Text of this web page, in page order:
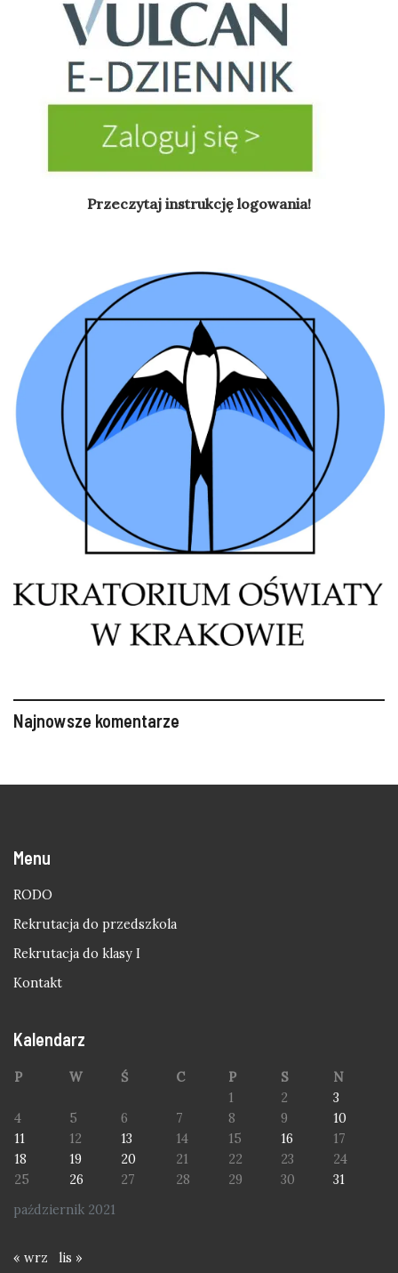
Przeczytaj instrukcję logowania!
Najnowsze komentarze
Menu
RODO
Rekrutacja do przedszkola
Rekrutacja do klasy I
Kontakt
Kalendarz
październik 2021
P W Ś C P S
N
1
2
3
4
5 6 7 8 9
10
11
12 13 14 15 16
17
18
19 20 21 22 23
24
25
26 27 28 29 30 31
« wrz lis »